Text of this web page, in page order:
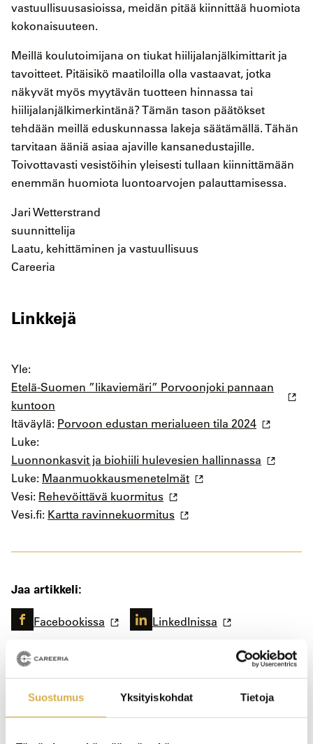
Suostumus Yksityiskohdat Tietoja
Aiheet:
vastuullisuusasioissa, meidän pitää kiinnittää huomiota
kokonaisuuteen.
Meillä koulutoimijana on tiukat hiilijalanjälkimittarit ja
tavoitteet. Pitäisikö maatiloilla olla vastaavat, jotka
näkyvät myös myytävän tuotteen hinnassa tai
hiilijalanjälkimerkintänä? Tämän tason päätökset
tehdään meillä eduskunnassa lakeja säätämällä. Tähän
tarvitaan ääniä asiaa ajaville kansanedustajille.
Toivottavasti vesistöihin yleisesti tullaan kiinnittämään
enemmän huomiota luontoarvojen palauttamisessa.
Jari Wetterstrand
suunnittelija
Laatu, kehittäminen ja vastuullisuus
Careeria
Linkkejä
Yle:
Etelä-Suomen ”likaviemäri” Porvoonjoki pannaan
kuntoon
Itäväylä: Porvoon edustan merialueen tila 2024
Luke:
Luonnonkasvit ja biohiili hulevesien hallinnassa
Luke: Maanmuokkausmenetelmät
Vesi: Rehevöittävä kuormitus
Vesi.fi: Kartta ravinnekuormitus
Jaa artikkeli:
Facebookissa LinkedInissa